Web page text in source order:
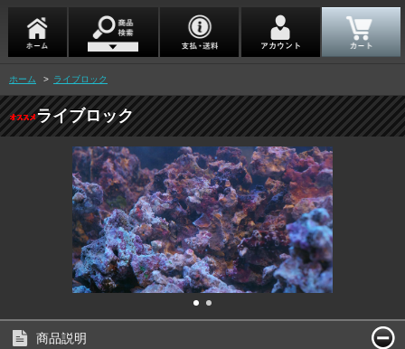
ホーム > ライブロック
ライブロック
商品説明